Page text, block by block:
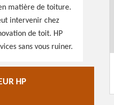
matière de toiture.
intervenir chez
de toit. HP
sans vous ruiner.
HP